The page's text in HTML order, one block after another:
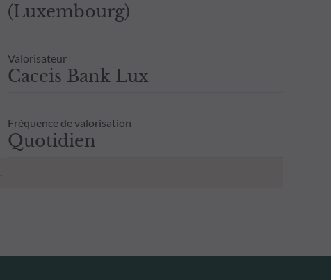
(Luxembourg)
Valorisateur
Caceis Bank Lux
Fréquence de valorisation
Quotidien